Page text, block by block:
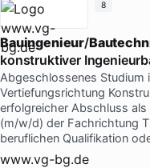
Bauingenieur/
konstruktiver
Abgeschlossenes Studium
Vertiefungsrichtung
erfolgreicher Abschluss
(m/w/d) der Fachrichtung
beruflichen Qualifikation
www.vg-bg.de
8